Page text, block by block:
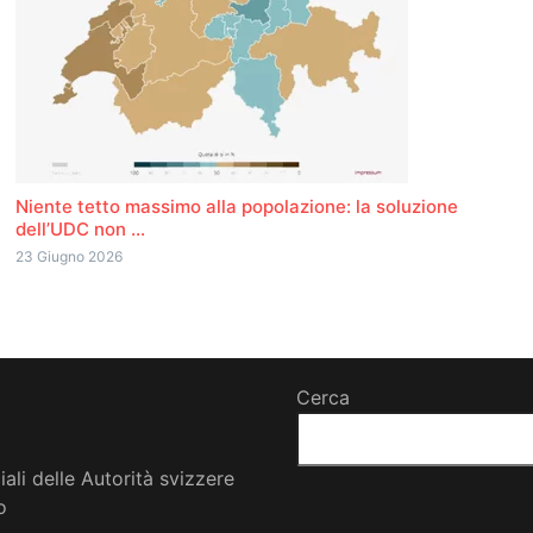
Niente tetto massimo alla popolazione: la soluzione
dell’UDC non ...
23 Giugno 2026
delle Autorità svizzere
Cerca